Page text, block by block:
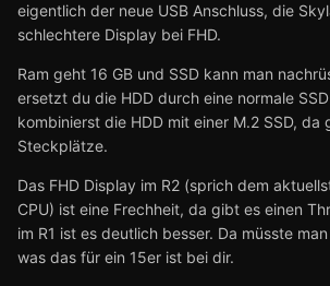
eigentlich der neue USB Anschluss, die
schlechtere Display bei FHD.
Ram geht 16 GB und SSD kann man
ersetzt du die HDD durch eine normale
kombinierst die HDD mit einer M.2 SSD, da
Steckplätze.
Das FHD Display im R2 (sprich dem
CPU) ist eine Frechheit, da gibt es einen
im R1 ist es deutlich besser. Da müsste
was das für ein 15er ist bei dir.